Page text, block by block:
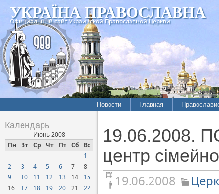
УКРАЇНА ПРАВОСЛАВНА
Официальный сайт Украинской Православной Церкви
Новости
Межконфессиональные
отношения
Нарушения прав
верующих
Официальная хроника
Главная
История
Хроники
Календарь
Июнь 2008
Пн
Вт Ср Чт Пт Сб Вс
1
2
3 4 5 6 7
8
9
10 11 12 13 14
15
16
17 18 19 20 21
22
19.06.2008.
центр
19.06.2008